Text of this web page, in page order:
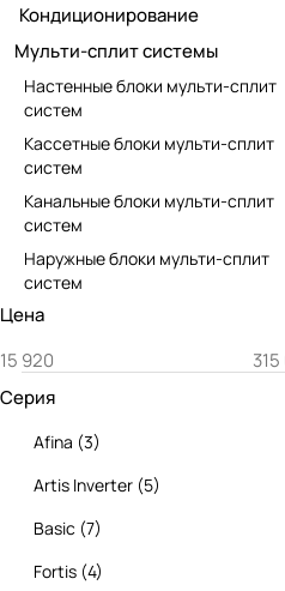
Кондиционирование
Мульти-сплит системы
Настенные блоки мульти-сплит
систем
Кассетные блоки мульти-сплит
систем
Канальные блоки мульти-сплит
систем
Наружные блоки мульти-сплит
систем
Цена
Серия
Afina (3)
Artis Inverter (5)
Basic (7)
Fortis (4)